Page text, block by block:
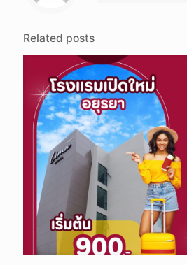
Related posts